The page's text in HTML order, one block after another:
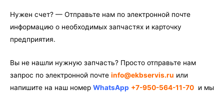
Нужен счет? — Отправьте нам по электронной почте
информацию о необходимых запчастях и карточку
предприятия.
Вы не нашли нужную запчасть? Просто отправьте нам
запрос по электронной почте info@ekbservis.ru или
напишите на наш номер WhatsApp +7-950-564-11-70 и мы